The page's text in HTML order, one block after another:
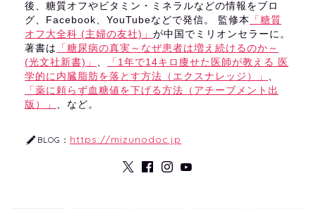
後、糖質オフやビタミン・ミネラルなどの情報をブロ
グ、Facebook、YouTubeなどで発信。 監修本
「糖質
オフ大全科 (主婦の友社)」 が中国でミリオンセラーに。
著書は
「糖尿病の真実～なぜ患者は増え続けるのか～
(光文社新書)」 、
「1年で14キロ痩せた医師が教える 医
学的に内臓脂肪を落とす方法（エクスナレッジ）」 、
「薬に頼らず血糖値を下げる方法（アチーブメント出
版）」 、など。
BLOG： https://mizunodoc.jp